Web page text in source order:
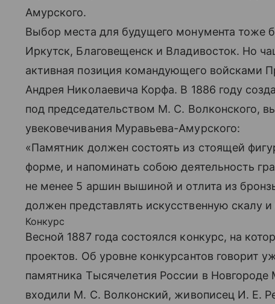
Амурского.
Выбор места для будущего монумента тоже
Иркутск, Благовещенск и Владивосток. Но
активная позиция командующего войсками
Андрея Николаевича Корфа. В 1886 году
под председательством М. С. Волконского,
увековечивания Муравьева-Амурского:
«Памятник должен состоять из стоящей
форме, и напоминать собою деятельность
не менее 5 аршин вышиной и отлита из
должен представлять искусственную скалу
Конкурс
Весной 1887 года состоялся конкурс, на
проектов. Об уровне конкурсантов говорит
памятника Тысячелетия России в
входили М. С. Волконский, живописец И. Е.